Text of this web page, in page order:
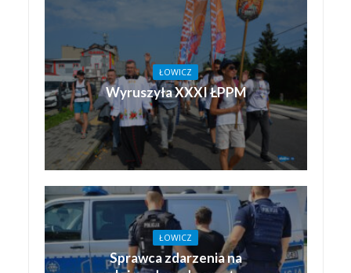
ŁOWICZ
Wyruszyła XXXI ŁPPM
ŁOWICZ
Sprawca zdarzenia na